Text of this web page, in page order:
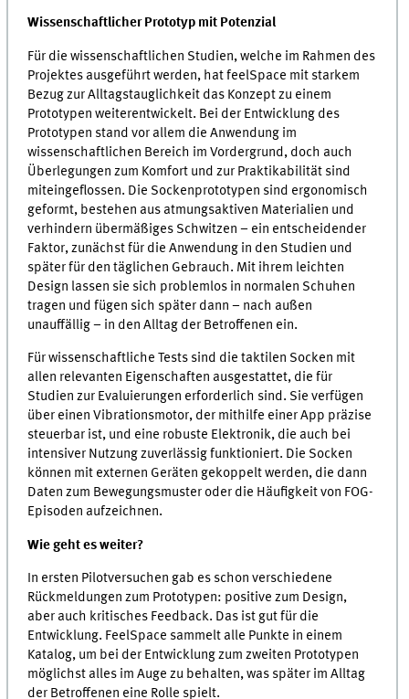
Wissenschaftlicher Prototyp mit Potenzial
Für die wissenschaftlichen Studien, welche im Rahmen des
Projektes ausgeführt werden, hat feelSpace mit starkem
Bezug zur Alltagstauglichkeit das Konzept zu einem
Prototypen weiterentwickelt. Bei der Entwicklung des
Prototypen stand vor allem die Anwendung im
wissenschaftlichen Bereich im Vordergrund, doch auch
Überlegungen zum Komfort und zur Praktikabilität sind
miteingeflossen. Die Sockenprototypen sind ergonomisch
geformt, bestehen aus atmungsaktiven Materialien und
verhindern übermäßiges Schwitzen – ein entscheidender
Faktor, zunächst für die Anwendung in den Studien und
später für den täglichen Gebrauch. Mit ihrem leichten
Design lassen sie sich problemlos in normalen Schuhen
tragen und fügen sich später dann – nach außen
unauffällig – in den Alltag der Betroffenen ein.
Für wissenschaftliche Tests sind die taktilen Socken mit
allen relevanten Eigenschaften ausgestattet, die für
Studien zur Evaluierungen erforderlich sind. Sie verfügen
über einen Vibrationsmotor, der mithilfe einer App präzise
steuerbar ist, und eine robuste Elektronik, die auch bei
intensiver Nutzung zuverlässig funktioniert. Die Socken
können mit externen Geräten gekoppelt werden, die dann
Daten zum Bewegungsmuster oder die Häufigkeit von FOG-
Episoden aufzeichnen.
Wie geht es weiter?
In ersten Pilotversuchen gab es schon verschiedene
Rückmeldungen zum Prototypen: positive zum Design,
aber auch kritisches Feedback. Das ist gut für die
Entwicklung. FeelSpace sammelt alle Punkte in einem
Katalog, um bei der Entwicklung zum zweiten Prototypen
möglichst alles im Auge zu behalten, was später im Alltag
der Betroffenen eine Rolle spielt.